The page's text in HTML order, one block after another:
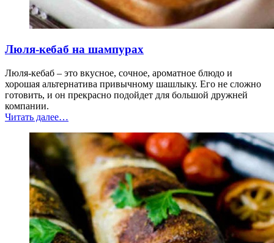
Люля-кебаб на шампурах
Люля-кебаб – это вкусное, сочное, ароматное блюдо и
хорошая альтернатива привычному шашлыку. Его не сложно
готовить, и он прекрасно подойдет для большой дружней
компании.
Читать далее“Люля-
на
шампурах”
…